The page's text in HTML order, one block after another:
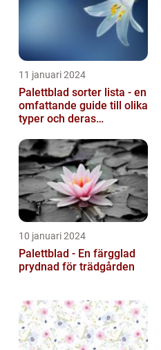
11 januari 2024
Palettblad sorter lista - en
omfattande guide till olika
typer och deras
10 januari 2024
Palettblad - En färgglad
prydnad för trädgården